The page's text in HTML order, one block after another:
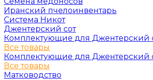
Иранский пчелоинвентарь
Система Никот
Джентерский сот
Комплектующие для Джентерский
Все товары
Комплектующие для Джентерский
Все товары
Матководство